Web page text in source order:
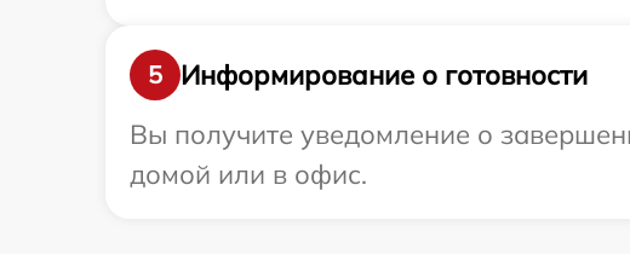
5
Информирование о готовности
Вы получите уведомление о
домой или в офис.